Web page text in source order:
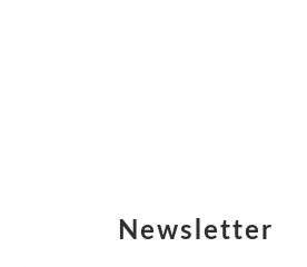
Newsletter